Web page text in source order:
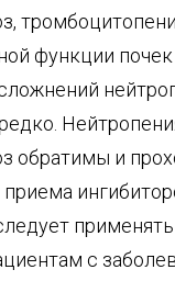
функции почек
обратимы и
с